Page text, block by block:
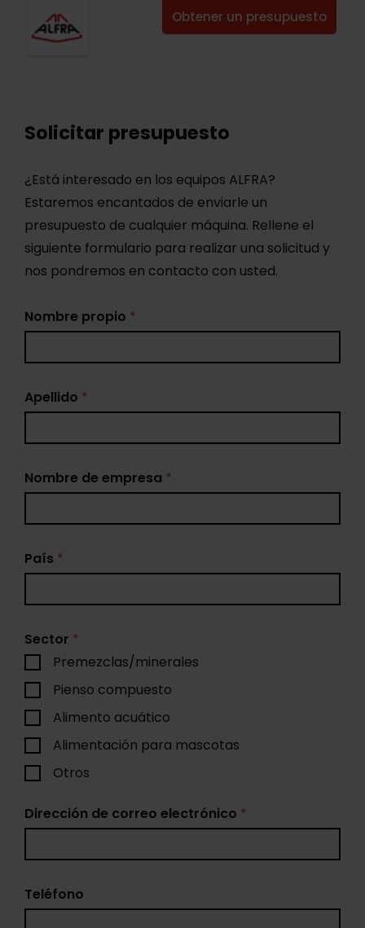
Obtener un presupuesto
Solicitar presupuesto
¿Está interesado en los equipos ALFRA?
Estaremos encantados de enviarle un
presupuesto de cualquier máquina. Rellene el
siguiente formulario para realizar una solicitud y
nos pondremos en contacto con usted.
Nombre propio *
Apellido *
Nombre de empresa *
País *
Sector *
Premezclas/minerales
Pienso compuesto
Alimento acuático
Alimentación para mascotas
Otros
Dirección de correo electrónico *
Teléfono